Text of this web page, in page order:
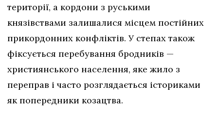
території, а кордони з руськими
князівствами залишалися місцем постійних
прикордонних конфліктів. У степах також
фіксується перебування бродників —
християнського населення, яке жило з
переправ і часто розглядається істориками
як попередники козацтва.